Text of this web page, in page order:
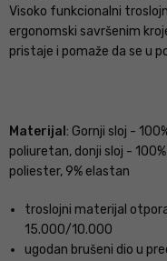
Visoko funkcionalni
ergonomski savršenim
pristaje i pomaže da se u
Materijal : Gornji sloj -
poliuretan, donji sloj -
poliester, 9% elastan
troslojni materijal
15.000/10.000
ugodan brušeni dio u